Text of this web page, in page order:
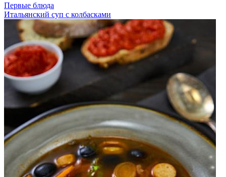
Первые блюда
Итальянский суп с колбасками